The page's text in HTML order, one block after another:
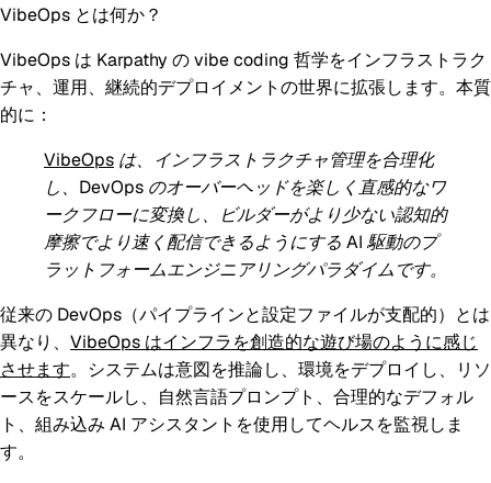
VibeOps とは何か？
VibeOps は Karpathy の vibe coding 哲学をインフラストラク
チャ、運用、継続的デプロイメントの世界に拡張します。本質
的に：
VibeOps は、インフラストラクチャ管理を合理化
し、DevOps のオーバーヘッドを楽しく直感的なワ
ークフローに変換し、ビルダーがより少ない認知的
摩擦でより速く配信できるようにする AI 駆動のプ
ラットフォームエンジニアリングパラダイムです。
従来の DevOps（パイプラインと設定ファイルが支配的）とは
異なり、 VibeOps はインフラを創造的な遊び場のように感じ
させます。システムは意図を推論し、環境をデプロイし、リソ
ースをスケールし、自然言語プロンプト、合理的なデフォル
ト、組み込み AI アシスタントを使用してヘルスを監視しま
す。